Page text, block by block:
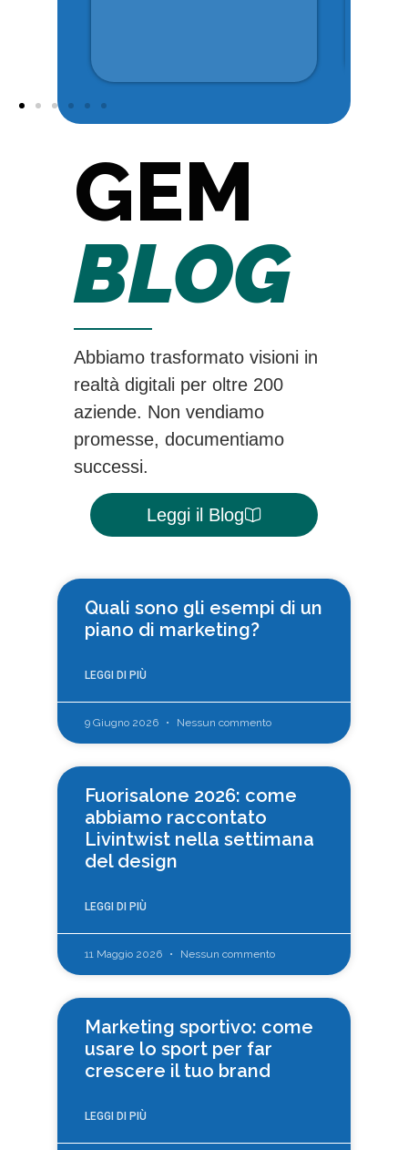
GEM
BLOG
Abbiamo trasformato visioni in
realtà digitali per oltre 200
aziende. Non vendiamo
promesse, documentiamo
successi.
Leggi il Blog
Quali sono gli esempi di un
piano di marketing?
LEGGI DI PIÙ
9 Giugno 2026 Nessun commento
Fuorisalone 2026: come
abbiamo raccontato
Livintwist nella settimana
del design
LEGGI DI PIÙ
11 Maggio 2026 Nessun commento
Marketing sportivo: come
usare lo sport per far
crescere il tuo brand
LEGGI DI PIÙ